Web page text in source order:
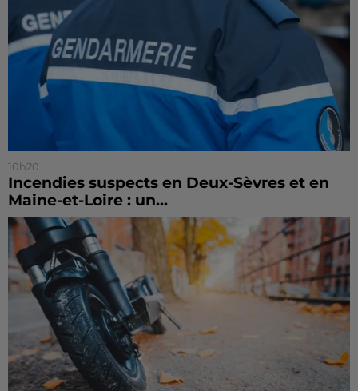
10h20
Incendies suspects en Deux-Sèvres et en
Maine-et-Loire : un...